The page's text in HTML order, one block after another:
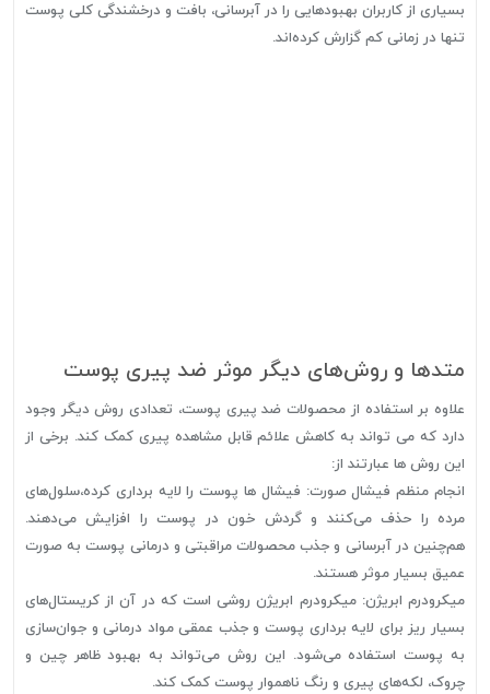
بسیاری از کاربران بهبودهایی را در آبرسانی، بافت و درخشندگی کلی پوست
تنها در زمانی کم گزارش کرده‌اند.
متدها و روش‌های دیگر موثر ضد پیری پوست
علاوه بر استفاده از محصولات ضد پیری پوست، تعدادی روش دیگر وجود
دارد که می تواند به کاهش علائم قابل مشاهده پیری کمک کند. برخی از
این روش ها عبارتند از:
انجام منظم فیشال صورت: فیشال ها پوست را لایه برداری کرده،سلول‌های
مرده را حذف می‌کنند و گردش خون در پوست را افزایش می‌دهند.
هم‌چنین در آبرسانی و جذب محصولات مراقبتی و درمانی پوست به صورت
عمیق بسیار موثر هستند.
میکرودرم ابریژن: میکرودرم ابریژن روشی است که در آن از کریستال‌های
بسیار ریز برای لایه برداری پوست و جذب عمقی مواد درمانی و جوان‌سازی
به پوست استفاده می‌شود. این روش می‌تواند به بهبود ظاهر چین و
چروک، لکه‌های پیری و رنگ ناهموار پوست کمک کند.